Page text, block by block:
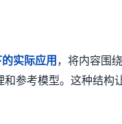
实际应用 ，将内容围
参考模型。这种结